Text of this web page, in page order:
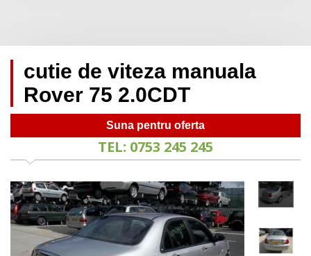
cutie de viteza manuala
Rover 75 2.0CDT
Suna pentru oferta
TEL: 0753 245 245